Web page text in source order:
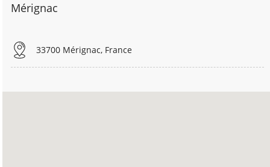
Mérignac
33700 Mérignac, France